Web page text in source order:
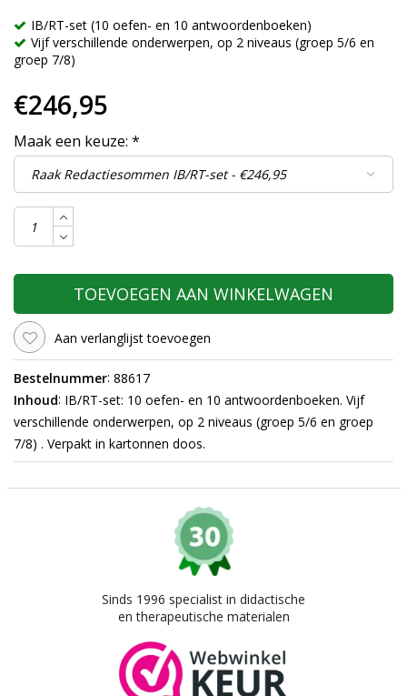
IB/RT-set (10 oefen- en 10 antwoordenboeken)
Vijf verschillende onderwerpen, op 2 niveaus (groep 5/6 en
groep 7/8)
€246,95
Maak een keuze: *
TOEVOEGEN AAN WINKELWAGEN
Aan verlanglijst toevoegen
Bestelnummer: 88617
Inhoud: IB/RT-set: 10 oefen- en 10 antwoordenboeken. Vijf
verschillende onderwerpen, op 2 niveaus (groep 5/6 en groep
7/8) . Verpakt in kartonnen doos.
Sinds 1996 specialist in didactische
en therapeutische materialen